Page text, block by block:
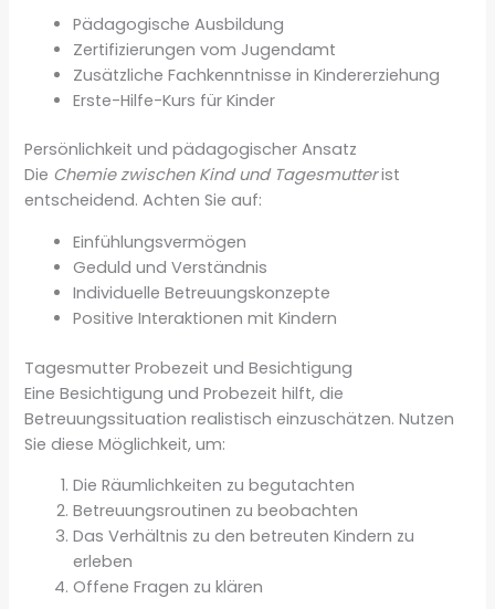
Pädagogische Ausbildung
Zertifizierungen vom Jugendamt
Zusätzliche Fachkenntnisse in Kindererziehung
Erste-Hilfe-Kurs für Kinder
Persönlichkeit und pädagogischer Ansatz
Die Chemie zwischen Kind und Tagesmutterist
entscheidend. Achten Sie auf:
Einfühlungsvermögen
Geduld und Verständnis
Individuelle Betreuungskonzepte
Positive Interaktionen mit Kindern
Tagesmutter Probezeit und Besichtigung
Eine Besichtigung und Probezeit hilft, die
Betreuungssituation realistisch einzuschätzen. Nutzen
Sie diese Möglichkeit, um:
Die Räumlichkeiten zu begutachten
Betreuungsroutinen zu beobachten
Das Verhältnis zu den betreuten Kindern zu
erleben
Offene Fragen zu klären